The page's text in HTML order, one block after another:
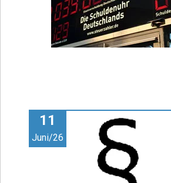
11
Juni/26